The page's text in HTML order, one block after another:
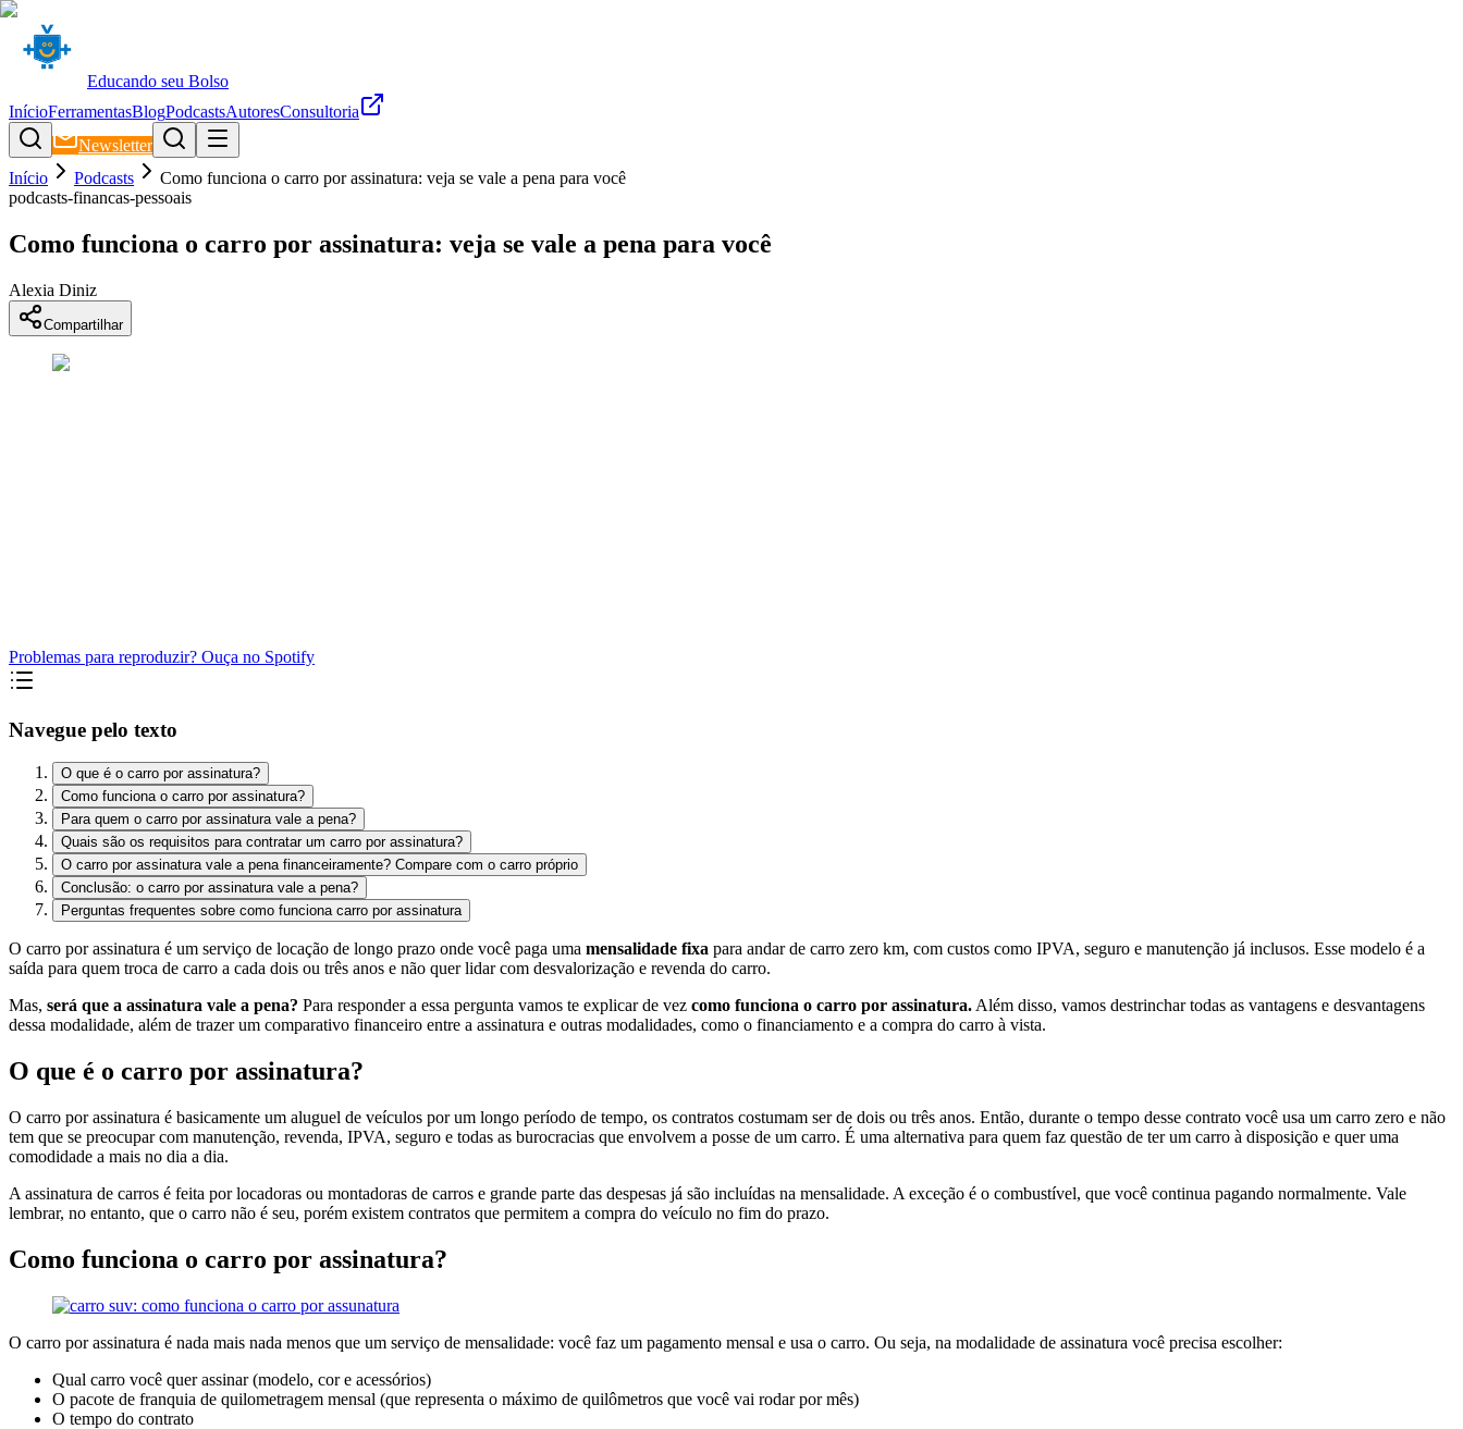
Educando seu Bolso
InícioFerramentasBlogPodcastsAutoresConsultoria
Newsletter
Início
Podcasts
Como funciona o carro por assinatura: veja se vale a pena para você
podcasts-financas-pessoais
Como funciona o carro por assinatura: veja se vale a pena para você
Alexia Diniz
Compartilhar
Problemas para reproduzir? Ouça no Spotify
Navegue pelo texto
O que é o carro por assinatura?
Como funciona o carro por assinatura?
Para quem o carro por assinatura vale a pena?
Quais são os requisitos para contratar um carro por assinatura?
O carro por assinatura vale a pena financeiramente? Compare com o carro próprio
Conclusão: o carro por assinatura vale a pena?
Perguntas frequentes sobre como funciona carro por assinatura
O carro por assinatura é um serviço de locação de longo prazo onde você paga uma mensalidade fixa para andar de carro zero km, com custos como IPVA, seguro e manutenção já inclusos. Esse modelo é a
saída para quem troca de carro a cada dois ou três anos e não quer lidar com desvalorização e revenda do carro.
Mas, será que a assinatura vale a pena? Para responder a essa pergunta vamos te explicar de vez como funciona o carro por assinatura. Além disso, vamos destrinchar todas as vantagens e desvantagens
dessa modalidade, além de trazer um comparativo financeiro entre a assinatura e outras modalidades, como o financiamento e a compra do carro à vista.
O que é o carro por assinatura?
O carro por assinatura é basicamente um aluguel de veículos por um longo período de tempo, os contratos costumam ser de dois ou três anos. Então, durante o tempo desse contrato você usa um carro zero e não
tem que se preocupar com manutenção, revenda, IPVA, seguro e todas as burocracias que envolvem a posse de um carro. É uma alternativa para quem faz questão de ter um carro à disposição e quer uma
comodidade a mais no dia a dia.
A assinatura de carros é feita por locadoras ou montadoras de carros e grande parte das despesas já são incluídas na mensalidade. A exceção é o combustível, que você continua pagando normalmente. Vale
lembrar, no entanto, que o carro não é seu, porém existem contratos que permitem a compra do veículo no fim do prazo.
Como funciona o carro por assinatura?
O carro por assinatura é nada mais nada menos que um serviço de mensalidade: você faz um pagamento mensal e usa o carro. Ou seja, na modalidade de assinatura você precisa escolher:
Qual carro você quer assinar (modelo, cor e acessórios)
O pacote de franquia de quilometragem mensal (que representa o máximo de quilômetros que você vai rodar por mês)
O tempo do contrato